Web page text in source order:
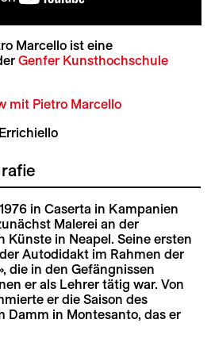
Marcello ist eine
Genfer Kunsthochschule
mit Pietro Marcello
in Caserta in Kampanien
Malerei an der
Künste in Neapel. Seine ersten
Autodidakt im Rahmen der
die in den Gefängnissen
er als Lehrer tätig war. Von
er die Saison des
Damm in Montesanto, das er